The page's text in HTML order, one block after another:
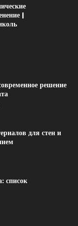
|
решение
для стен и
список